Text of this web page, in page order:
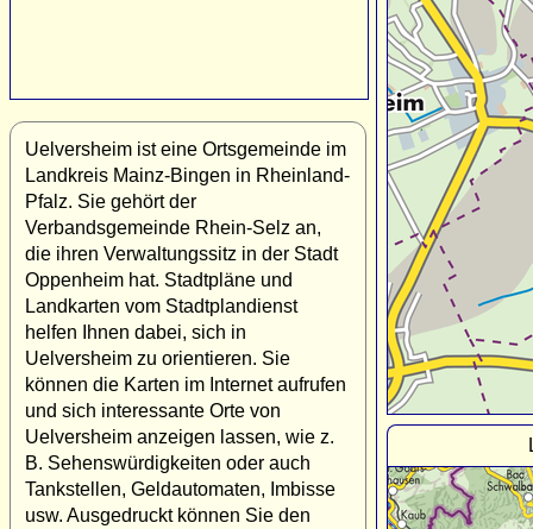
Uelversheim ist eine Ortsgemeinde im
Landkreis Mainz-Bingen in Rheinland-
Pfalz. Sie gehört der
Verbandsgemeinde Rhein-Selz an,
die ihren Verwaltungssitz in der Stadt
Oppenheim hat. Stadtpläne und
Landkarten vom Stadtplandienst
helfen Ihnen dabei, sich in
Uelversheim zu orientieren. Sie
können die Karten im Internet aufrufen
und sich interessante Orte von
Uelversheim anzeigen lassen, wie z.
B. Sehenswürdigkeiten oder auch
Tankstellen, Geldautomaten, Imbisse
usw. Ausgedruckt können Sie den